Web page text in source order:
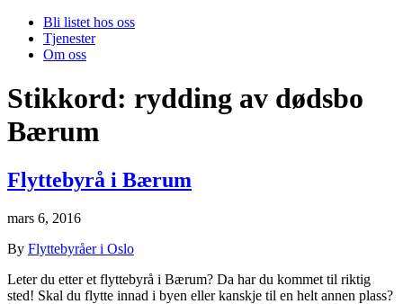
Bli listet hos oss
Tjenester
Om oss
Stikkord: rydding av dødsbo
Bærum
Flyttebyrå i Bærum
mars 6, 2016
By Flyttebyråer i Oslo
Leter du etter et flyttebyrå i Bærum? Da har du kommet til riktig
sted! Skal du flytte innad i byen eller kanskje til en helt annen plass?